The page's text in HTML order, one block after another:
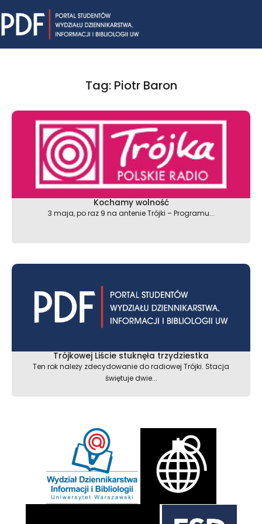
to
content
Tag: Piotr Baron
Kochamy wolność
3 maja, po raz 9 na antenie Trójki – Programu...
Trójkowej Liście stuknęła trzydziestka
Ten rok należy zdecydowanie do radiowej Trójki. Stacja
świętuje dwie...